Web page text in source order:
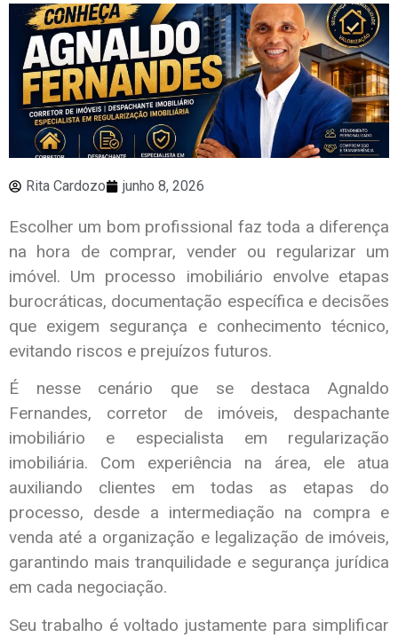
Rita Cardozo junho 8, 2026
Escolher um bom profissional faz toda a diferença
na hora de comprar, vender ou regularizar um
imóvel. Um processo imobiliário envolve etapas
burocráticas, documentação específica e decisões
que exigem segurança e conhecimento técnico,
evitando riscos e prejuízos futuros.
É nesse cenário que se destaca Agnaldo
Fernandes, corretor de imóveis, despachante
imobiliário e especialista em regularização
imobiliária. Com experiência na área, ele atua
auxiliando clientes em todas as etapas do
processo, desde a intermediação na compra e
venda até a organização e legalização de imóveis,
garantindo mais tranquilidade e segurança jurídica
em cada negociação.
Seu trabalho é voltado justamente para simplificar